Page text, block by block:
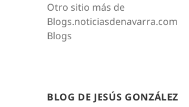
Otro sitio más de
Blogs.noticiasdenavarra.com
Blogs
BLOG DE JESÚS GONZÁLEZ